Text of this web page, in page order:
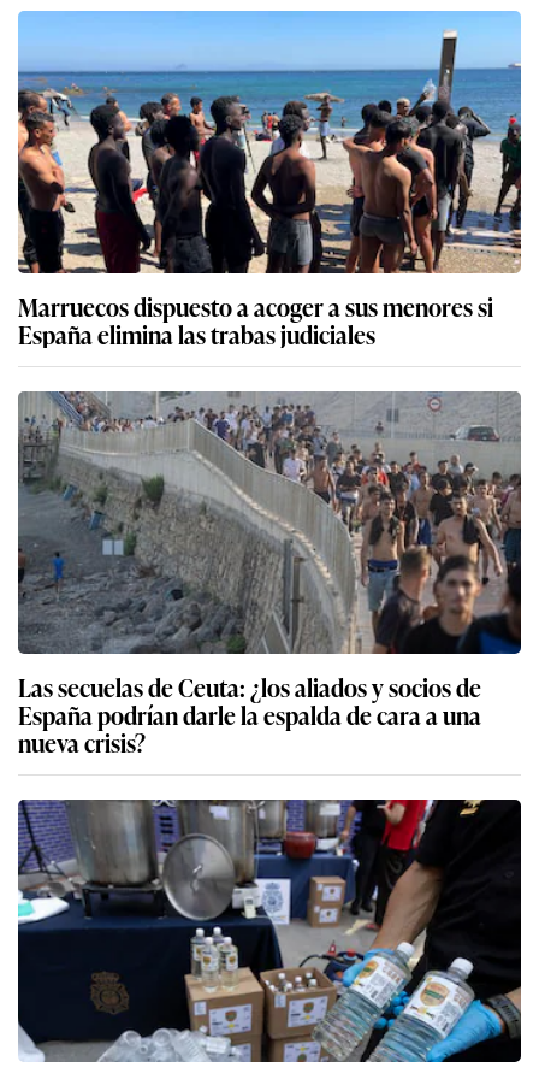
Marruecos dispuesto a acoger a sus menores si
España elimina las trabas judiciales
Las secuelas de Ceuta: ¿los aliados y socios de
España podrían darle la espalda de cara a una
nueva crisis?